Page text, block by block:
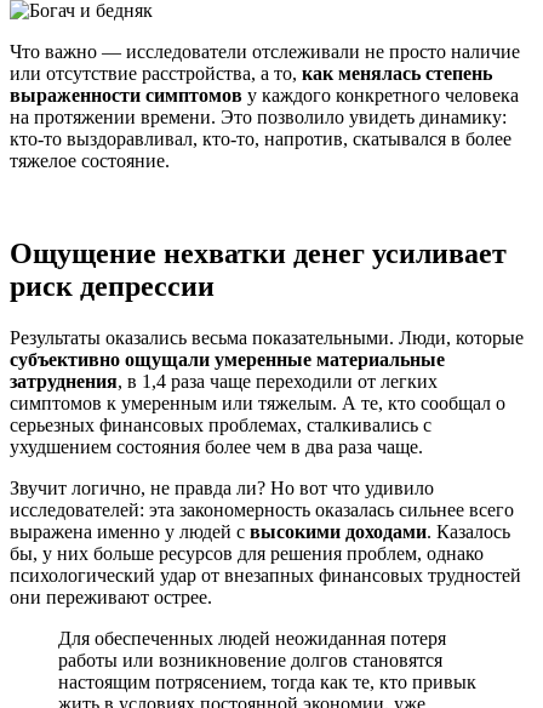
Что важно — исследователи отслеживали не просто наличие
или отсутствие расстройства, а то, как менялась степень
выраженности симптомов у каждого конкретного человека
на протяжении времени. Это позволило увидеть динамику:
кто-то выздоравливал, кто-то, напротив, скатывался в более
тяжелое состояние.
Ощущение нехватки денег усиливает
риск депрессии
Результаты оказались весьма показательными. Люди, которые
субъективно ощущали умеренные материальные
затруднения, в 1,4 раза чаще переходили от легких
симптомов к умеренным или тяжелым. А те, кто сообщал о
серьезных финансовых проблемах, сталкивались с
ухудшением состояния более чем в два раза чаще.
Звучит логично, не правда ли? Но вот что удивило
исследователей: эта закономерность оказалась сильнее всего
выражена именно у людей с высокими доходами. Казалось
бы, у них больше ресурсов для решения проблем, однако
психологический удар от внезапных финансовых трудностей
они переживают острее.
Для обеспеченных людей неожиданная потеря
работы или возникновение долгов становятся
настоящим потрясением, тогда как те, кто привык
жить в условиях постоянной экономии, уже